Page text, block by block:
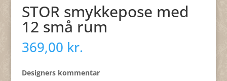
STOR smykkepose med
12 små rum
369,00 kr.
Designers kommentar